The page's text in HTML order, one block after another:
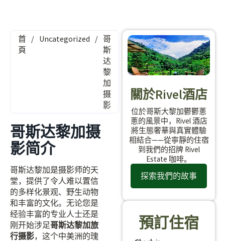
首
頁
/ Uncategorized / 哥
斯
达
黎
加
摄
影
哥斯达黎加摄
影简介
哥斯达黎加是摄影师的天
堂，提供了令人难以置信
的多样化景观、野生动物
和丰富的文化。无论您是
经验丰富的专业人士还是
刚开始涉足哥斯达黎加旅
行摄影，这个中美洲的瑰
關於Rivel酒店
位於哥斯大黎加鬱鬱蔥
蔥的風景中，Rivel 酒店
將生態奢華與真實體驗
相結合——從寧靜的住宿
到我們的招牌 Rivel
Estate 咖啡。
探索我們的故事
預訂住宿